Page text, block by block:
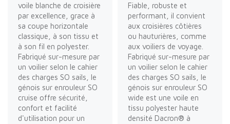
voile blanche de croisière
par excellence, grace à
sa coupe horizontale
classique, à son tissu et
à son fil en polyester.
Fabriqué sur-mesure par
un voilier selon le cahier
des charges SO sails, le
génois sur enrouleur SO
cruise offre sécurité,
confort et facilité
d'utilisation pour un
Fiable, robuste et
performant, il convient
aux croisières côtières
ou hauturières, comme
aux voiliers de voyage.
Fabriqué sur-mesure par
un voilier selon le cahier
des charges SO sails, le
génois sur enrouleur SO
wide est une voile en
tissu polyester haute
densité Dacron® à